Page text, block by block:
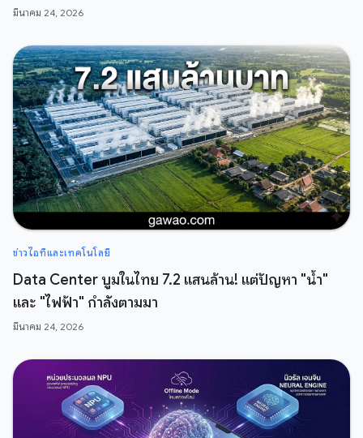
มีนาคม 24, 2026
ข่าวไอทีและเทคโนโลยี
Data Center บูมในไทย 7.2 แสนล้าน! แต่ปัญหา "น้ำ"
และ "ไฟฟ้า" กำลังตามมา
มีนาคม 24, 2026